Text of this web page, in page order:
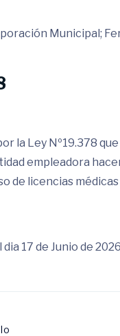
Municipal;
la Ley Nº19.378
empleadora
de licencias
17 de Junio de